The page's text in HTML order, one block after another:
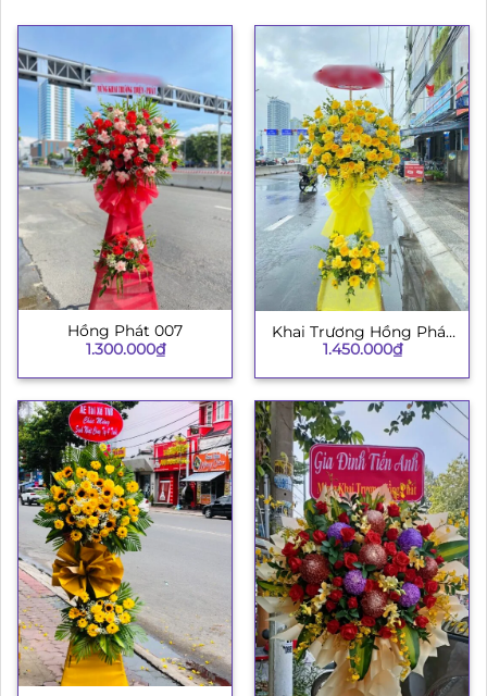
Hồng Phát 007
1.300.000₫
Khai Trương Hồng Phát
003
1.450.000₫